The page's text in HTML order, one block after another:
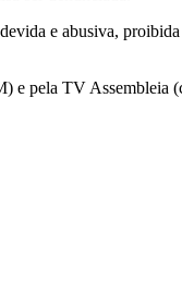
e abusiva,
e pela TV Assembleia